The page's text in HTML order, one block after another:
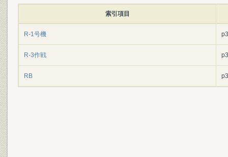
索引項目
R-1号機
R-3作戦
RB